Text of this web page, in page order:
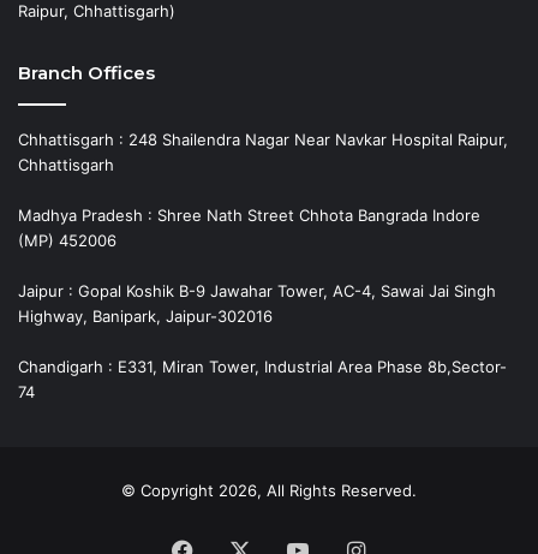
Raipur, Chhattisgarh)
Branch Offices
Chhattisgarh : 248 Shailendra Nagar Near Navkar Hospital Raipur,
Chhattisgarh
Madhya Pradesh : Shree Nath Street Chhota Bangrada Indore
(MP) 452006
Jaipur : Gopal Koshik B-9 Jawahar Tower, AC-4, Sawai Jai Singh
Highway, Banipark, Jaipur-302016
Chandigarh : E331, Miran Tower, Industrial Area Phase 8b,Sector-
74
© Copyright 2026, All Rights Reserved.
Facebook YouTubeInstagram